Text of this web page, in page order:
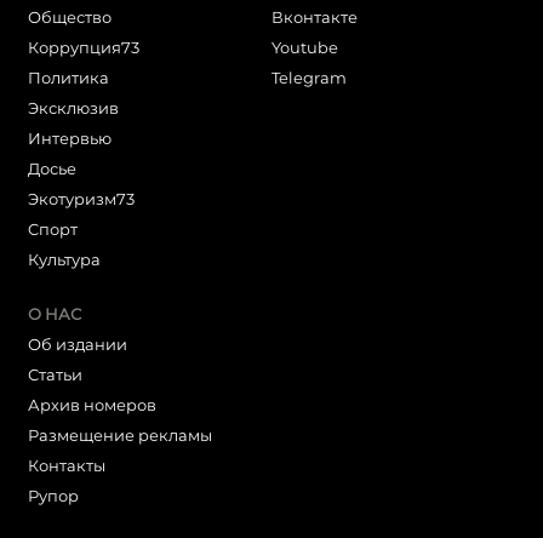
Общество
Коррупция73
Политика
Эксклюзив
Интервью
Досье
Экотуризм73
Cпорт
Культура
Вконтакте
Youtube
Telegram
О НАС
Об издании
Статьи
Архив номеров
Размещение рекламы
Контакты
Рупор